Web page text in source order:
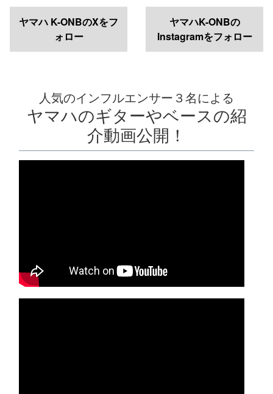
ヤマハ K-ONBのXをフ
ォロー
ヤマハK-ONBの
Instagramをフォロー
人気のインフルエンサー３名による
ヤマハのギターやベースの紹
介動画公開！